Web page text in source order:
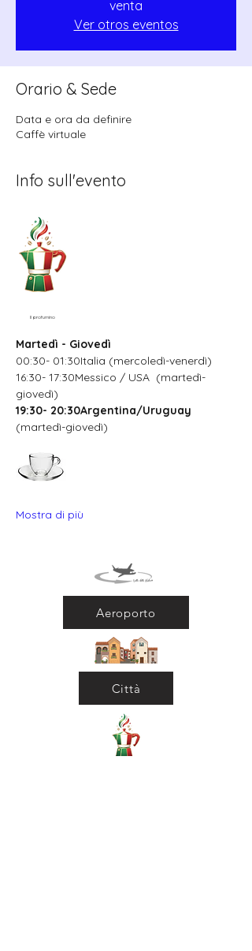
venta
Ver otros eventos
Orario & Sede
Data e ora da definire
Caffè virtuale
Info sull'evento
Il profumino
Martedì - Giovedì
00:30- 01:30Italia (mercoledì-venerdì)
16:30- 17:30Messico / USA  (martedì-
giovedì)
19:30- 20:30Argentina/Uruguay
(martedì-giovedì)
Mostra di più
Aeroporto
Città